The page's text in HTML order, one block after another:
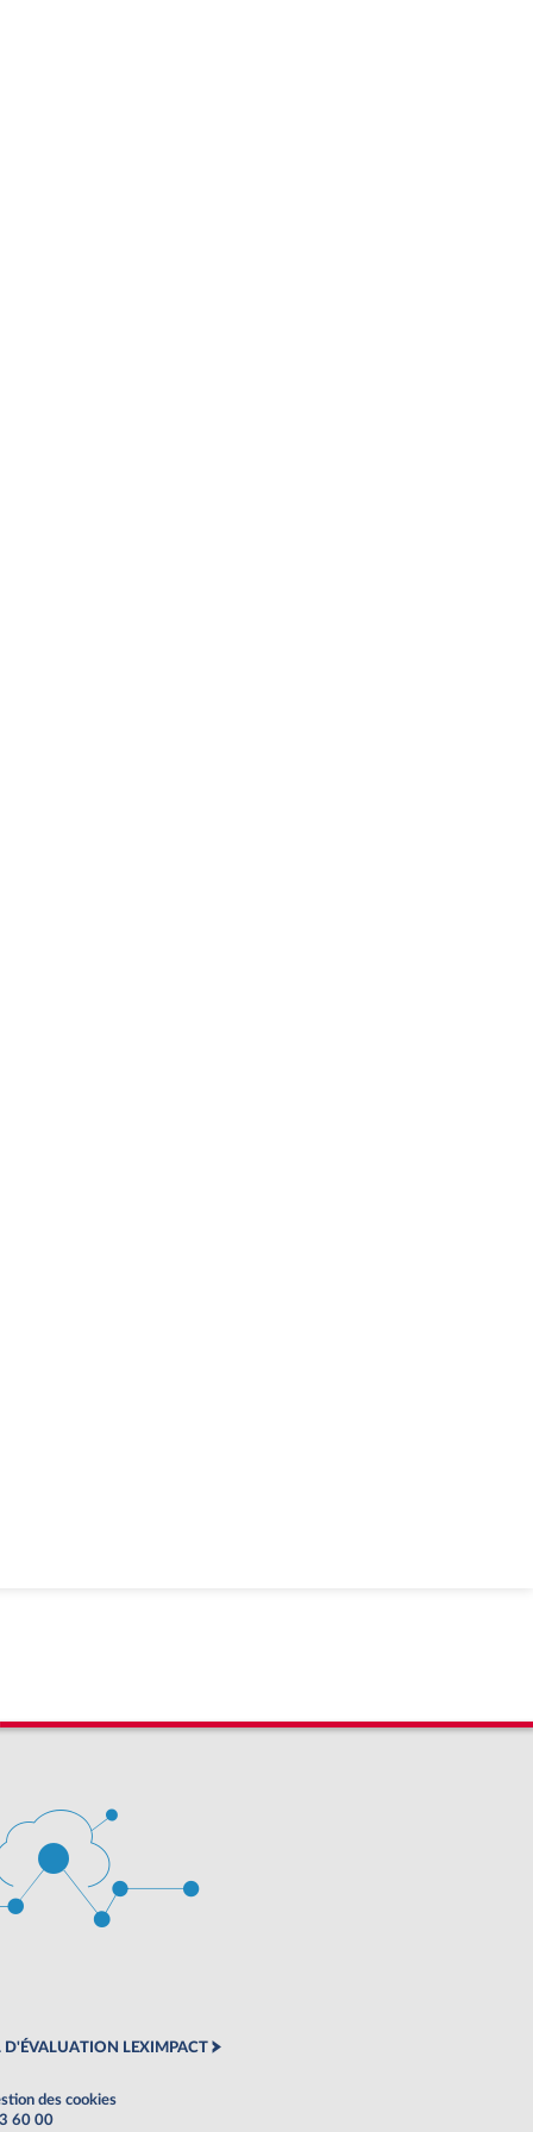
D'ÉVALUATION LEXIMPACT
des cookies
60 00